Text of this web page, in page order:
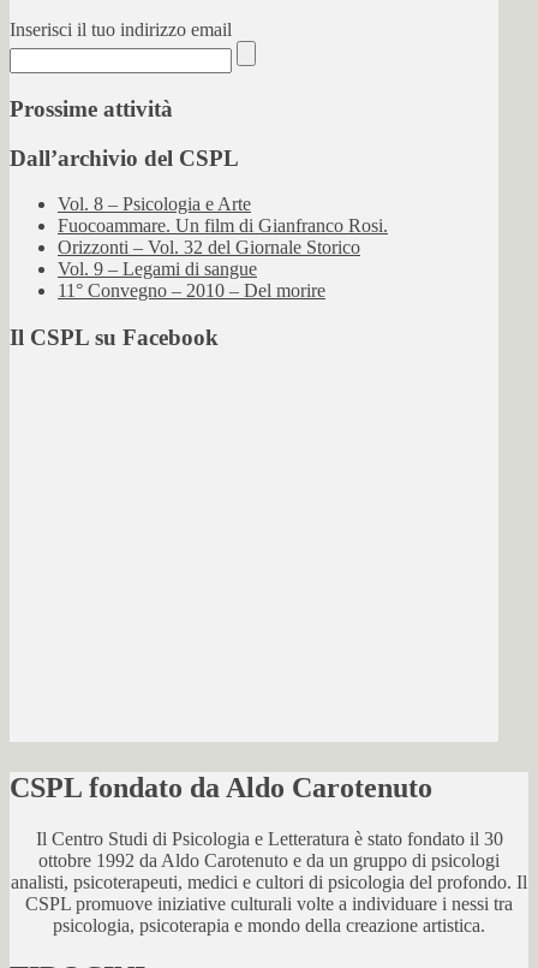
Inserisci il tuo indirizzo email
Prossime attività
Dall’archivio del CSPL
Vol. 8 – Psicologia e Arte
Fuocoammare. Un film di Gianfranco Rosi.
Orizzonti – Vol. 32 del Giornale Storico
Vol. 9 – Legami di sangue
11° Convegno – 2010 – Del morire
Il CSPL su Facebook
CSPL fondato da Aldo Carotenuto
Il Centro Studi di Psicologia e Letteratura è stato fondato il 30
ottobre 1992 da Aldo Carotenuto e da un gruppo di psicologi
analisti, psicoterapeuti, medici e cultori di psicologia del profondo. Il
CSPL promuove iniziative culturali volte a individuare i nessi tra
psicologia, psicoterapia e mondo della creazione artistica.